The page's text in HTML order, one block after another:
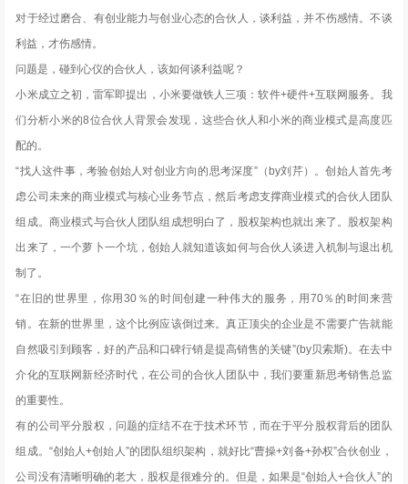
对于经过磨合、有创业能力与创业心态的合伙人，谈利益，并不伤感情。不谈
利益，才伤感情。
问题是，碰到心仪的合伙人，该如何谈利益呢？
小米成立之初，雷军即提出，小米要做铁人三项：软件+硬件+互联网服务。我
们分析小米的8位合伙人背景会发现，这些合伙人和小米的商业模式是高度匹
配的。
“找人这件事，考验创始人对创业方向的思考深度”（by刘芹）。创始人首先考
虑公司未来的商业模式与核心业务节点，然后考虑支撑商业模式的合伙人团队
组成。商业模式与合伙人团队组成想明白了，股权架构也就出来了。股权架构
出来了，一个萝卜一个坑，创始人就知道该如何与合伙人谈进入机制与退出机
制了。
“在旧的世界里，你用30％的时间创建一种伟大的服务，用70％的时间来营
销。在新的世界里，这个比例应该倒过来。真正顶尖的企业是不需要广告就能
自然吸引到顾客，好的产品和口碑行销是提高销售的关键”(by贝索斯)。在去中
介化的互联网新经济时代，在公司的合伙人团队中，我们要重新思考销售总监
的重要性。
有的公司平分股权，问题的症结不在于技术环节，而在于平分股权背后的团队
组成。“创始人+创始人”的团队组织架构，就好比“曹操+刘备+孙权”合伙创业，
公司没有清晰明确的老大，股权是很难分的。但是，如果是“创始人+合伙人”的